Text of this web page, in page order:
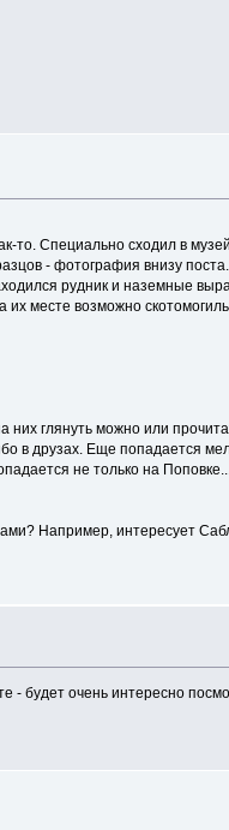
то. Специально сходил в
- фотография внизу
рудник и наземные
месте возможно
них глянуть можно или
в друзах. Еще попадается
не только на
Например, интересует
- будет очень интересно